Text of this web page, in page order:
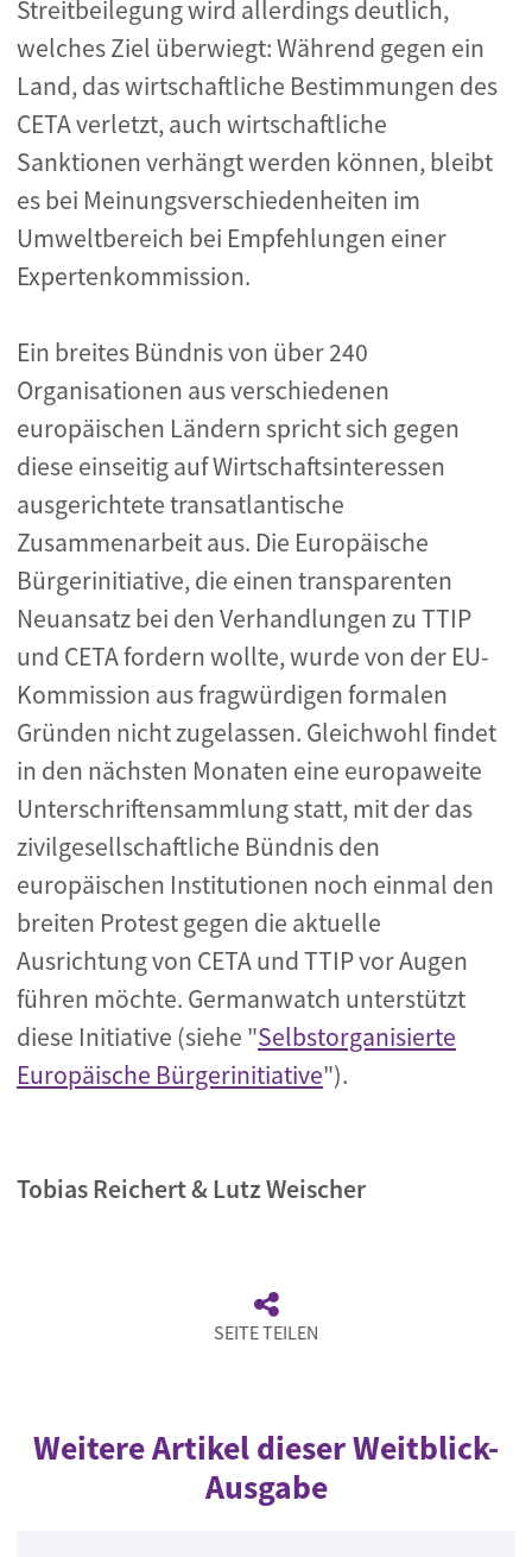
Streitbeilegung wird allerdings deutlich,
welches Ziel überwiegt: Während gegen ein
Land, das wirtschaftliche Bestimmungen des
CETA verletzt, auch wirtschaftliche
Sanktionen verhängt werden können, bleibt
es bei Meinungsverschiedenheiten im
Umweltbereich bei Empfehlungen einer
Expertenkommission.
Ein breites Bündnis von über 240
Organisationen aus verschiedenen
europäischen Ländern spricht sich gegen
diese einseitig auf Wirtschaftsinteressen
ausgerichtete transatlantische
Zusammenarbeit aus. Die Europäische
Bürgerinitiative, die einen transparenten
Neuansatz bei den Verhandlungen zu TTIP
und CETA fordern wollte, wurde von der EU-
Kommission aus fragwürdigen formalen
Gründen nicht zugelassen. Gleichwohl findet
in den nächsten Monaten eine europaweite
Unterschriftensammlung statt, mit der das
zivilgesellschaftliche Bündnis den
europäischen Institutionen noch einmal den
breiten Protest gegen die aktuelle
Ausrichtung von CETA und TTIP vor Augen
führen möchte. Germanwatch unterstützt
diese Initiative (siehe "Selbstorganisierte
Europäische Bürgerinitiative").
Tobias Reichert & Lutz Weischer
SEITE TEILEN
Weitere Artikel dieser Weitblick-
Ausgabe